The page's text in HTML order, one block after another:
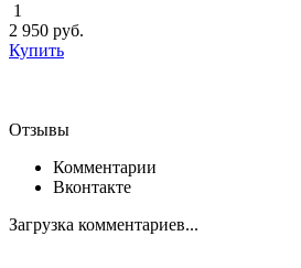
1
2 950 руб.
Купить
Отзывы
Комментарии
Вконтакте
Загрузка комментариев...